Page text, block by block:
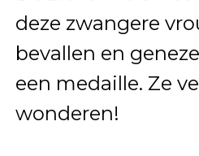
deze zwangere
bevallen en
een medaille. Ze
wonderen!